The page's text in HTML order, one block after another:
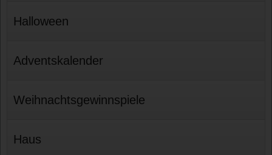
Halloween
Adventskalender
Weihnachtsgewinnspiele
Haus